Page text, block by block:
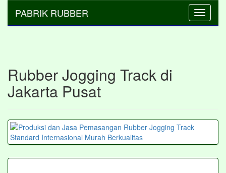
Toggle
PABRIK RUBBER
Rubber Jogging Track di
Jakarta Pusat